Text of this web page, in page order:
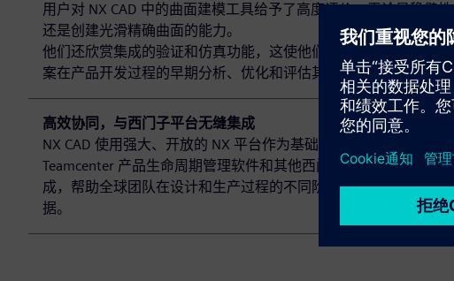
用户对 NX CAD 中的曲面建模工具给予了高度评价，无论是稳健性
还是创建光滑精确曲面的能力。
他们还欣赏集成的验证和仿真功能，这使他们能够通过单个解决方
案在产品开发过程的早期分析、优化和评估其设计。
高效协同，与西门子平台无缝集成
NX CAD 使用强大、开放的 NX 平台作为基础数字主线，可与
Teamcenter 产品生命周期管理软件和其他西门子解决方案无缝集
成，帮助全球团队在设计和生产过程的不同阶段轻松协作并共享数
据。